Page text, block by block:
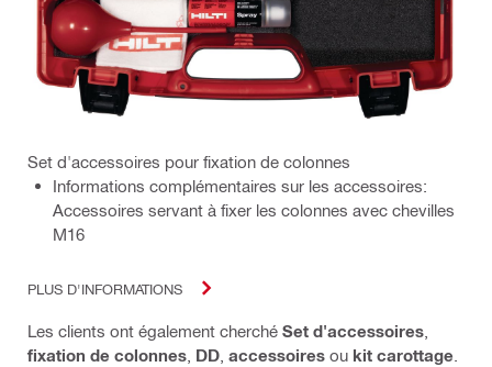
Set d'accessoires pour fixation de colonnes
Informations complémentaires sur les accessoires:
Accessoires servant à fixer les colonnes avec chevilles
M16
PLUS D'INFORMATIONS
Les clients ont également cherché Set d'accessoires
fixation de colonnes DD accessoires ou kit carottage